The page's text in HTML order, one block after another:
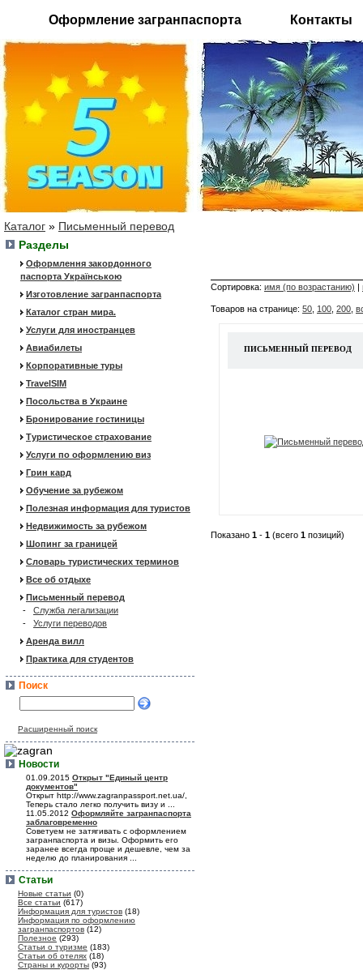
Оформление загранпаспорта Контакты
Каталог » Письменный перевод
Разделы
Оформлення закордонного
паспорта Українською
Изготовление загранпаспорта
Каталог стран мира.
Услуги для иностранцев
Авиабилеты
Корпоративные туры
TravelSIM
Посольства в Украине
Бронирование гостиницы
Туристическое страхование
Услуги по оформлению виз
Грин кард
Обучение за рубежом
Полезная информация для туристов
Недвижимость за рубежом
Шопинг за границей
Словарь туристических терминов
Все об отдыхе
Письменный перевод
- Служба легализации
- Услуги переводов
Аренда вилл
Практика для студентов
Поиск
Расширенный поиск
Новости
01.09.2015 Открыт "Единый центр
документов"
Открыт http://www.zagranpassport.net.ua/,
Теперь стало легко получить визу и ...
11.05.2012 Оформляйте загранпаспорта
заблаговременно
Советуем не затягивать с оформлением
загранпаспорта и визы. Оформить его
заранее всегда проще и дешевле, чем за
неделю до планирования ...
Статьи
Новые статьи (0)
Все статьи (617)
Информация для туристов (18)
Информация по оформлению
загранпаспортов (12)
Полезное (293)
Статьи о туризме (183)
Статьи об отелях (18)
Страны и курорты (93)
Сортировка: имя (по возрастанию) |
Товаров на странице: 50 100 200
ПИСЬМЕННЫЙ ПЕРЕВОД
Показано 1 - 1 (всего 1 позиций)